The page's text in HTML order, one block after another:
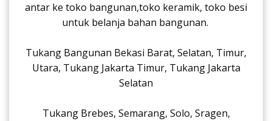
antar ke toko bangunan,toko keramik, toko besi
untuk belanja bahan bangunan.
Tukang Bangunan Bekasi Barat, Selatan, Timur,
Utara, Tukang Jakarta Timur, Tukang Jakarta
Selatan
Tukang Brebes, Semarang, Solo, Sragen,